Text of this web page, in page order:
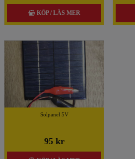
KÖP / LÄS MER
Solpanel 5V
95 kr